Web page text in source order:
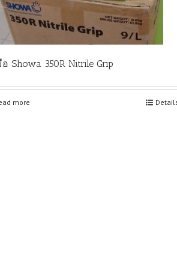
Showa 350R Nitrile Grip
more